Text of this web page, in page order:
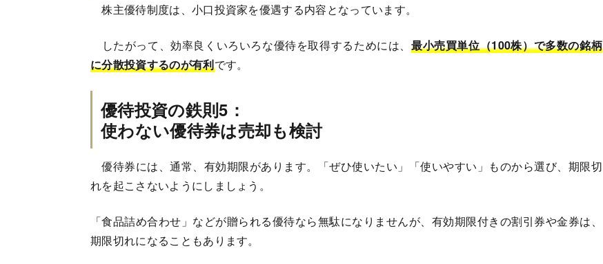
株主優待制度は、小口投資家を優遇する内容となっています。
したがって、効率良くいろいろな優待を取得するためには、 最小売買単位（100株）で多数の銘柄
に分散投資するのが有利です。
優待投資の鉄則5：
使わない優待券は売却も検討
優待券には、通常、有効期限があります。「ぜひ使いたい」「使いやすい」ものから選び、期限切
れを起こさないようにしましょう。
「食品詰め合わせ」などが贈られる優待なら無駄になりませんが、有効期限付きの割引券や金券は、
期限切れになることもあります。